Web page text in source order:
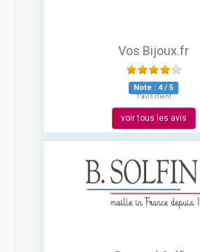
Vos Bijoux.fr
Note : 4/ 5
1 avis client
voir tous les avis